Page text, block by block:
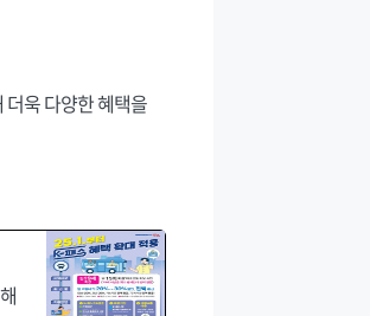
더욱 다양한 혜택을